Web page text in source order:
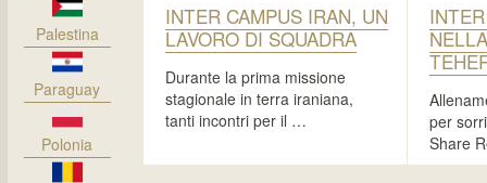
Palestina
Paraguay
Polonia
INTER CAMPUS IRAN, UN
LAVORO DI SQUADRA
Durante la prima missione
stagionale in terra iraniana,
tanti incontri per il …
per
Share